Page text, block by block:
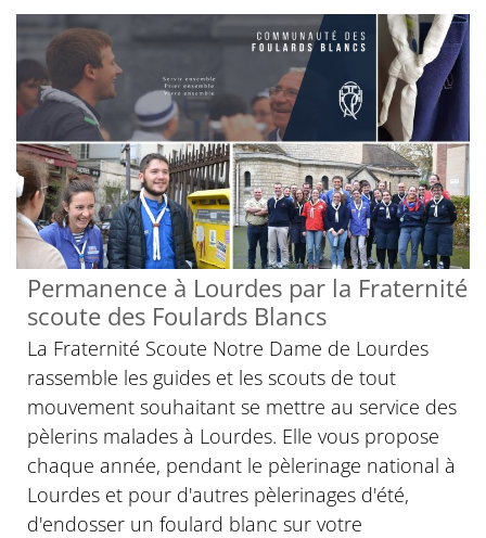
Permanence à Lourdes par la Fraternité
scoute des Foulards Blancs
La Fraternité Scoute Notre Dame de Lourdes
rassemble les guides et les scouts de tout
mouvement souhaitant se mettre au service des
pèlerins malades à Lourdes. Elle vous propose
chaque année, pendant le pèlerinage national à
Lourdes et pour d'autres pèlerinages d'été,
d'endosser un foulard blanc sur votre